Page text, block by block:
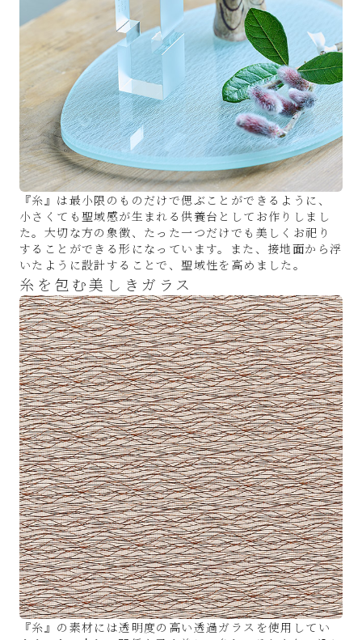
『糸』は最小限のものだけで偲ぶことができるように、
小さくても聖域感が生まれる供養台としてお作りしまし
た。大切な方の象徴、たった一つだけでも美しくお祀り
することができる形になっています。また、接地面から浮
いたように設計することで、聖域性を高めました。
糸を包む美しきガラス
『糸』の素材には透明度の高い透過ガラスを使用してい